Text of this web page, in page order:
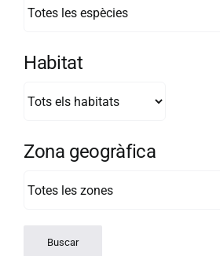
Habitat
Zona geogràfica